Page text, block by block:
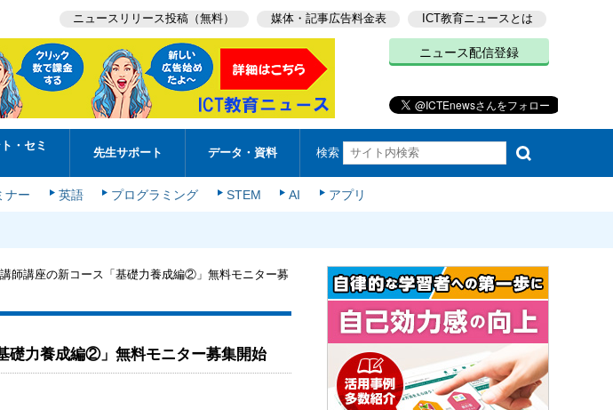
ニュースリリース投稿（無料） 媒体・記事広告料金表 ICT教育ニュースとは
ニュース配信登録
・セミ
先生サポート データ・資料 検索
ナー 英語 プログラミング STEM AI アプリ
師講座の新コース「基礎力養成編②」無料モニター募
礎力養成編②」無料モニター募集開始